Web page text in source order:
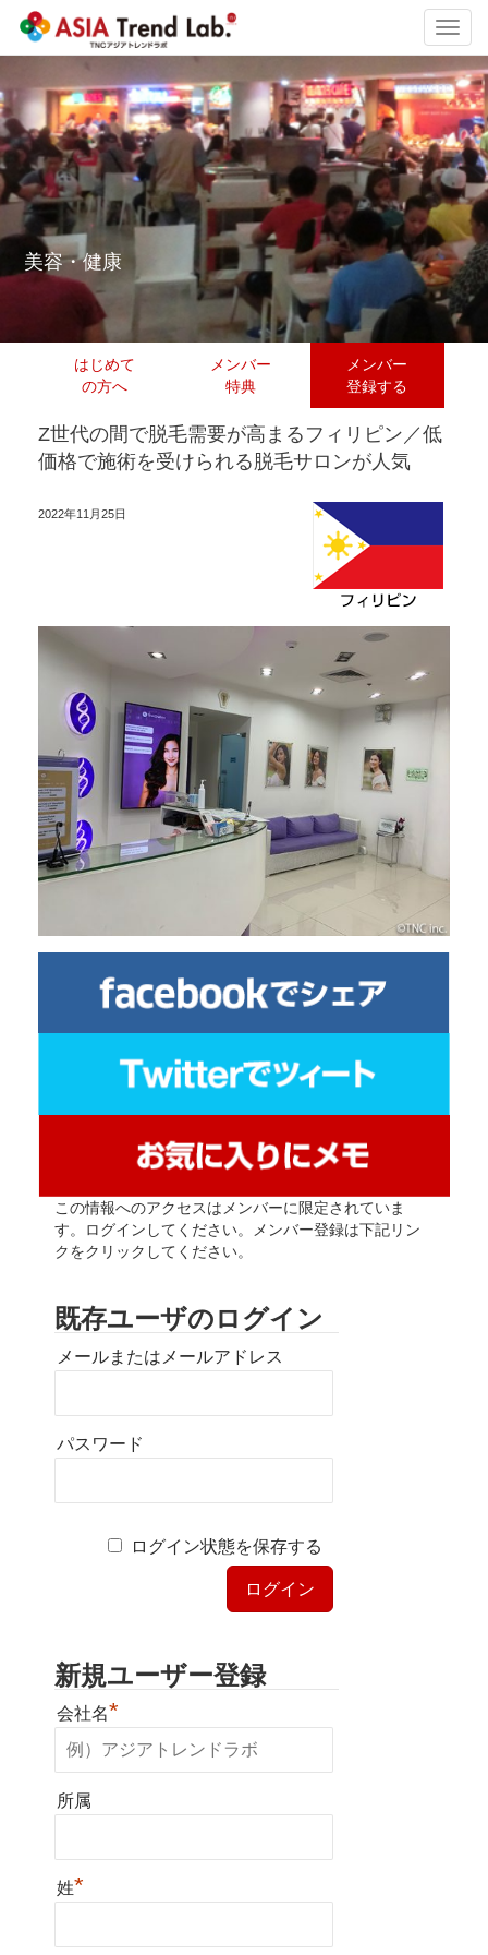
美容・健康
はじめて
の方へ
メンバー
特典
メンバー
登録する
Z世代の間で脱毛需要が高まるフィリピン／低
価格で施術を受けられる脱毛サロンが人気
2022年11月25日
この情報へのアクセスはメンバーに限定されていま
す。ログインしてください。メンバー登録は下記リン
クをクリックしてください。
既存ユーザのログイン
メールまたはメールアドレス
パスワード
ログイン状態を保存する
新規ユーザー登録
会社名*
所属
姓*